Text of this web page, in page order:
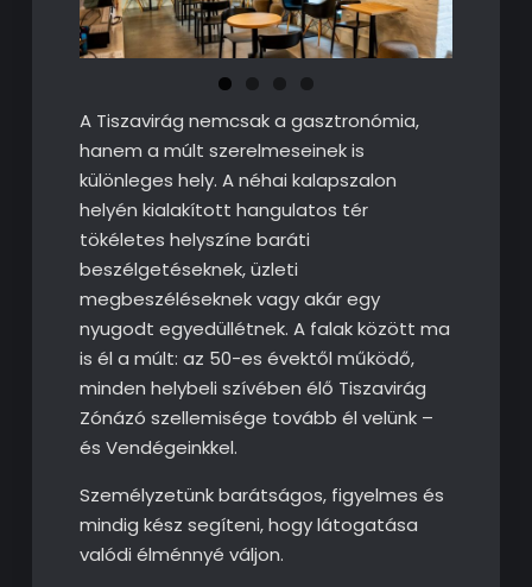
A Tiszavirág nemcsak a gasztronómia,
hanem a múlt szerelmeseinek is
különleges hely. A néhai kalapszalon
helyén kialakított hangulatos tér
tökéletes helyszíne baráti
beszélgetéseknek, üzleti
megbeszéléseknek vagy akár egy
nyugodt egyedüllétnek. A falak között ma
is él a múlt: az 50-es évektől működő,
minden helybeli szívében élő Tiszavirág
Zónázó szellemisége tovább él velünk –
és Vendégeinkkel.
Személyzetünk barátságos, figyelmes és
mindig kész segíteni, hogy látogatása
valódi élménnyé váljon.